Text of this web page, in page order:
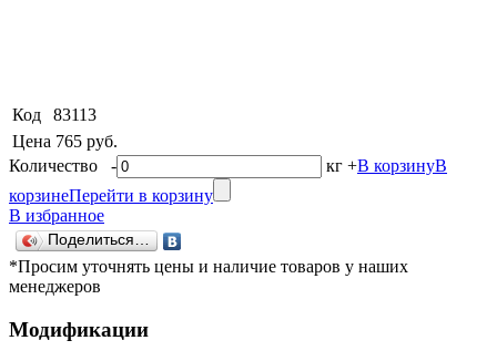
Код
83113
Цена 765 руб.
Количество - кг +В корзинуВ
корзинеПерейти в корзину
В избранное
Поделиться…
*Просим уточнять цены и наличие товаров у наших
менеджеров
Модификации